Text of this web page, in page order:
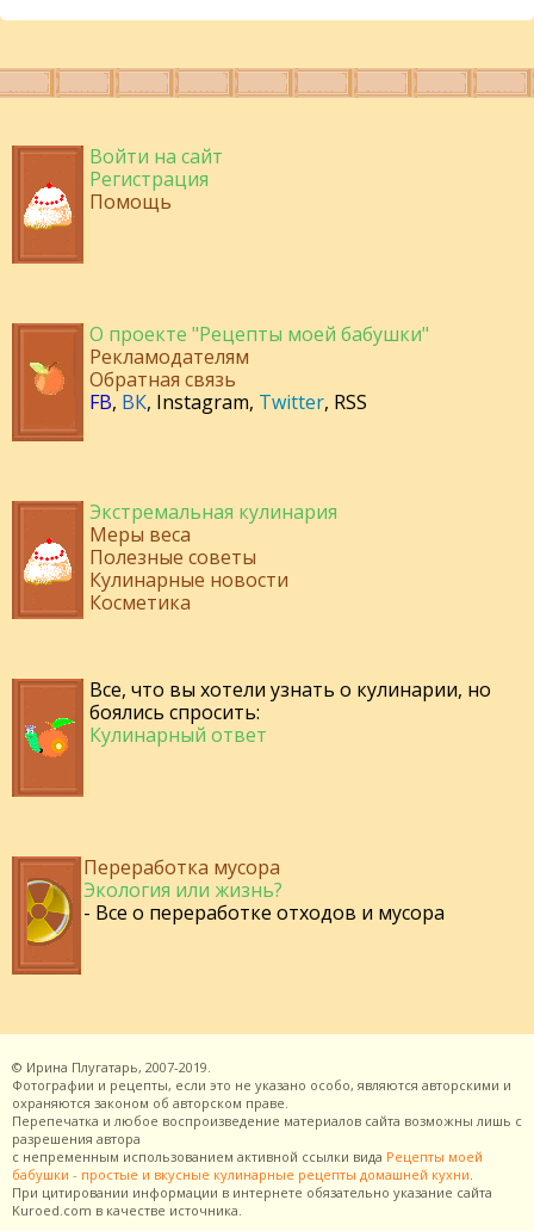
Войти на сайт
Регистрация
Помощь
О проекте "Рецепты моей бабушки"
Рекламодателям
Обратная связь
FB, ВК, Instagram, Twitter, RSS
Экстремальная кулинария
Меры веса
Полезные советы
Кулинарные новости
Косметика
Все, что вы хотели узнать о кулинарии, но
боялись спросить:
Кулинарный ответ
Переработка мусора
Экология или жизнь?
- Все о переработке отходов и мусора
© Ирина Плугатарь, 2007-2019.
Фотографии и рецепты, если это не указано особо, являются авторскими и
охраняются законом об авторском праве.
Перепечатка и любое воспроизведение материалов сайта возможны лишь с
разрешения автора
с непременным использованием активной ссылки вида Рецепты моей
бабушки - простые и вкусные кулинарные рецепты домашней кухни
При цитировании информации в интернете обязательно указание сайта
Kuroed.com в качестве источника.